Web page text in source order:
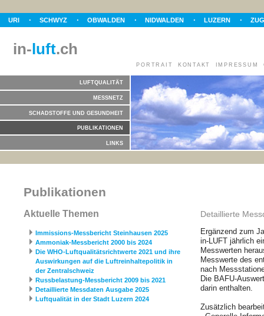
URI SCHWYZ OBWALDEN NIDWALDEN LUZERN
in-luft.ch
PORTRAIT KONTAKT IMPRESSUM
LUFTQUALITÄT
MESSNETZ
SCHADSTOFFE UND GESUNDHEIT
PUBLIKATIONEN
LINKS
Publikationen
Aktuelle Themen
Immissions-Messbericht Steinhausen 2025
Ammoniak-Messbericht 2000 bis 2024
Die WHO-Luftqualitätsrichtwerte 2021 und ihre
Auswirkungen auf die Luftreinhaltepolitik in
der Zentralschweiz
Russbelastung-Messbericht 2009 bis 2021
Detaillierte Messdaten Ausgabe 2025
Luftqualität in der Stadt Luzern 2024
Detaillierte
Ergänzend zum
in-LUFT jährlich
Messwerten
Messwerte des
nach
Die BAFU-
darin enthalten.
Zusätzlich